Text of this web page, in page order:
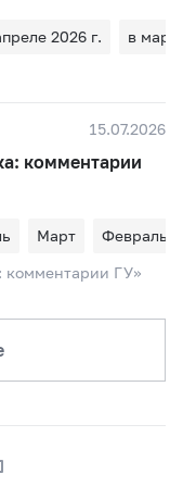
2026 г.
в
15.07.2026
комментарии
Март
Февраль
комментарии ГУ»